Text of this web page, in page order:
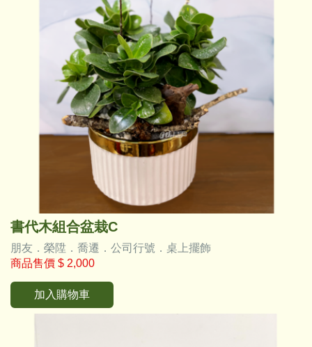
書代木組合盆栽C
朋友．榮陞．喬遷．公司行號．桌上擺飾
商品售價 $ 2,000
加入購物車